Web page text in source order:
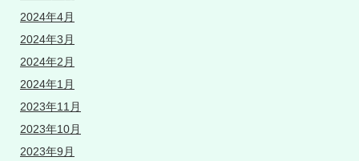
2024年4月
2024年3月
2024年2月
2024年1月
2023年11月
2023年10月
2023年9月